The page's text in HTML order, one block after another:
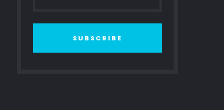
SUBSCRIBE